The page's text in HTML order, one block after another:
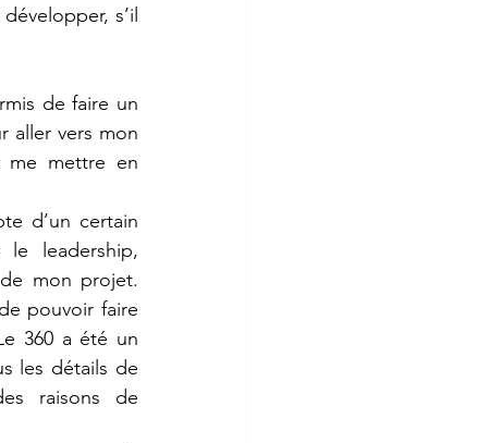
s’il
de faire un
aller vers mon
me mettre en
d’un certain
leadership,
mon projet.
pouvoir faire
360 a été un
les détails de
raisons de